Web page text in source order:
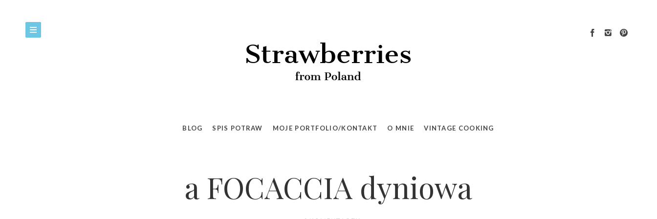
BLOG SPIS POTRAW MOJE PORTFOLIO/KONTAKT O MNIE VINTAGE COOKING
a FOCACCIA dyniowa